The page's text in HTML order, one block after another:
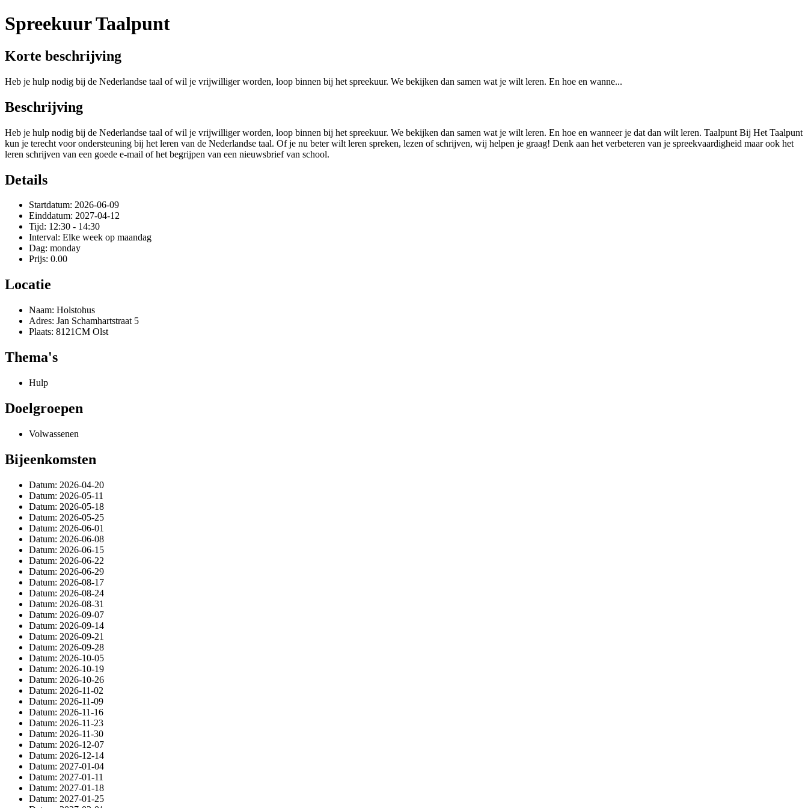
Spreekuur Taalpunt
Korte beschrijving
Heb je hulp nodig bij de Nederlandse taal of wil je vrijwilliger worden, loop binnen bij het spreekuur. We bekijken dan samen wat je wilt leren. En hoe en wanne...
Beschrijving
Heb je hulp nodig bij de Nederlandse taal of wil je vrijwilliger worden, loop binnen bij het spreekuur. We bekijken dan samen wat je wilt leren. En hoe en wanneer je dat dan wilt leren. Taalpunt Bij Het Taalpunt
kun je terecht voor ondersteuning bij het leren van de Nederlandse taal. Of je nu beter wilt leren spreken, lezen of schrijven, wij helpen je graag! Denk aan het verbeteren van je spreekvaardigheid maar ook het
leren schrijven van een goede e-mail of het begrijpen van een nieuwsbrief van school.
Details
Startdatum: 2026-06-09
Einddatum: 2027-04-12
Tijd: 12:30 - 14:30
Interval: Elke week op maandag
Dag: monday
Prijs: 0.00
Locatie
Naam: Holstohus
Adres: Jan Schamhartstraat 5
Plaats: 8121CM Olst
Thema's
Hulp
Doelgroepen
Volwassenen
Bijeenkomsten
Datum: 2026-04-20
Datum: 2026-05-11
Datum: 2026-05-18
Datum: 2026-05-25
Datum: 2026-06-01
Datum: 2026-06-08
Datum: 2026-06-15
Datum: 2026-06-22
Datum: 2026-06-29
Datum: 2026-08-17
Datum: 2026-08-24
Datum: 2026-08-31
Datum: 2026-09-07
Datum: 2026-09-14
Datum: 2026-09-21
Datum: 2026-09-28
Datum: 2026-10-05
Datum: 2026-10-19
Datum: 2026-10-26
Datum: 2026-11-02
Datum: 2026-11-09
Datum: 2026-11-16
Datum: 2026-11-23
Datum: 2026-11-30
Datum: 2026-12-07
Datum: 2026-12-14
Datum: 2027-01-04
Datum: 2027-01-11
Datum: 2027-01-18
Datum: 2027-01-25